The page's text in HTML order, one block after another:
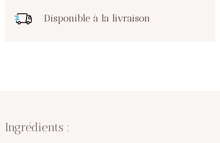
Disponible à la livraison
Ingrédients :